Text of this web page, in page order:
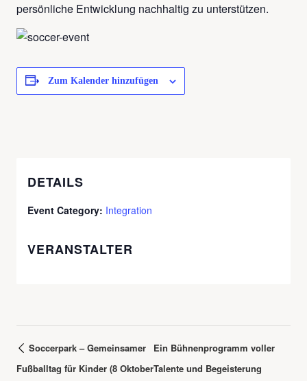
persönliche Entwicklung nachhaltig zu unterstützen.
Zum Kalender hinzufügen
DETAILS
Event Category: Integration
VERANSTALTER
Soccerpark – Gemeinsamer
Fußballtag für Kinder (8 Oktober
Ein Bühnenprogramm voller
Talente und Begeisterung